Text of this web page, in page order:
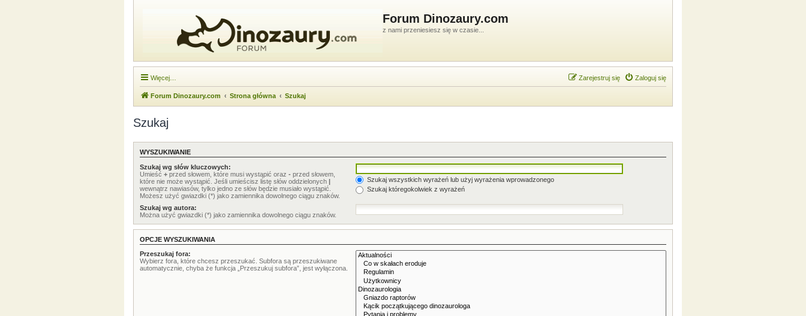
Forum Dinozaury.com
z nami przeniesiesz się w czasie...
Więcej… Zaloguj się
Zarejestruj się
Forum Dinozaury.com Strona główna Szukaj
Szukaj
WYSZUKIWANIE
Szukaj wg słów kluczowych:
Umieść + przed słowem, które musi wystąpić oraz - przed słowem,
które nie może wystąpić. Jeśli umieścisz listę słów oddzielonych |
wewnątrz nawiasów, tylko jedno ze słów będzie musiało wystąpić.
Możesz użyć gwiazdki (*) jako zamiennika dowolnego ciągu znaków.
Szukaj wszystkich wyrażeń lub użyj wyrażenia wprowadzonego
Szukaj któregokolwiek z wyrażeń
Szukaj wg autora:
Można użyć gwiazdki (*) jako zamiennika dowolnego ciągu znaków.
OPCJE WYSZUKIWANIA
Przeszukaj fora:
Wybierz fora, które chcesz przeszukać. Subfora są przeszukiwane
automatycznie, chyba że funkcja „Przeszukuj subfora”, jest wyłączona.